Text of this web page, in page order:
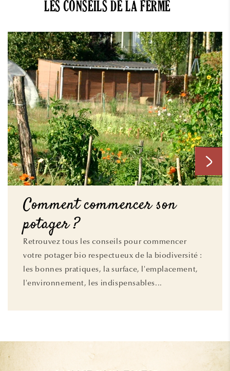
LES CONSEILS DE LA FERME
Comment commencer son
potager ?
Retrouvez tous les conseils pour commencer
votre potager bio respectueux de la biodiversité :
les bonnes pratiques, la surface, l'emplacement,
l'environnement, les indispensables...